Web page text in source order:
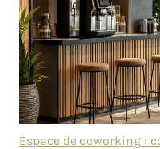
Espace de coworking :